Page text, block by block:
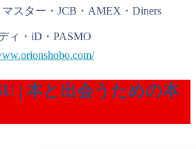
スター・JCB・AMEX・Diners
ィ・iD・PASMO
| 本と出会うための本